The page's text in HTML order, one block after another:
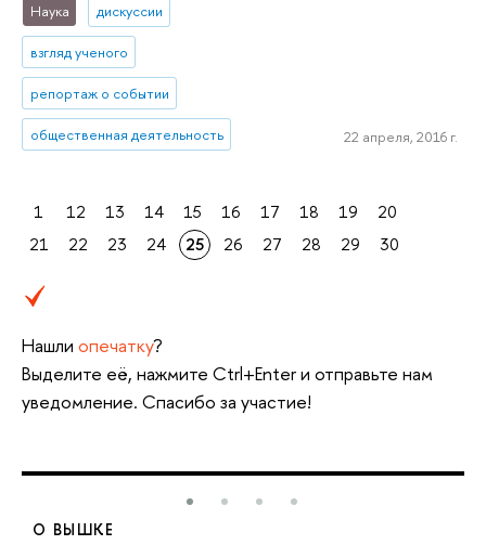
Наука дискуссии
взгляд ученого
репортаж о событии
общественная деятельность 22 апреля, 2016 г.
1 12 13 14 15 16 17 18 19
20
21
22 23 24 25 26 27 28 29 30
Нашли опечатку?
Выделите её, нажмите Ctrl+Enter и отправьте нам
уведомление. Спасибо за участие!
О ВЫШКЕ